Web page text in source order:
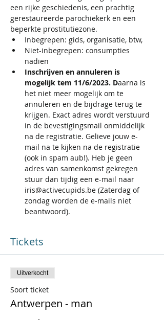
een rijke geschiedenis, een prachtig
gerestaureerde parochiekerk en een
beperkte prostitutiezone.
Inbegrepen: gids, organisatie, btw,
Niet-inbegrepen: consumpties
nadien
Inschrijven en annuleren is
mogelijk tem 11/6/2023. Daarna is
het niet meer mogelijk om te
annuleren en de bijdrage terug te
krijgen. Exact adres wordt verstuurd
in de bevestigingsmail onmiddelijk
na de registratie. Gelieve jouw e-
mail na te kijken na de registratie
(ook in spam aub!). Heb je geen
adres van samenkomst gekregen
stuur dan tijdig een e-mail naar
iris@activecupids.be (Zaterdag of
zondag worden de e-mails niet
beantwoord).
Tickets
Uitverkocht
Soort ticket
Antwerpen - man